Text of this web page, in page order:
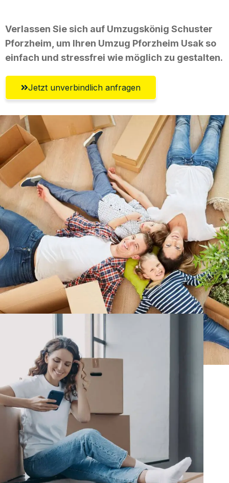
Verlassen Sie sich auf Umzugskönig Schuster
Pforzheim, um Ihren Umzug Pforzheim Usak so
einfach und stressfrei wie möglich zu gestalten.
Jetzt unverbindlich anfragen